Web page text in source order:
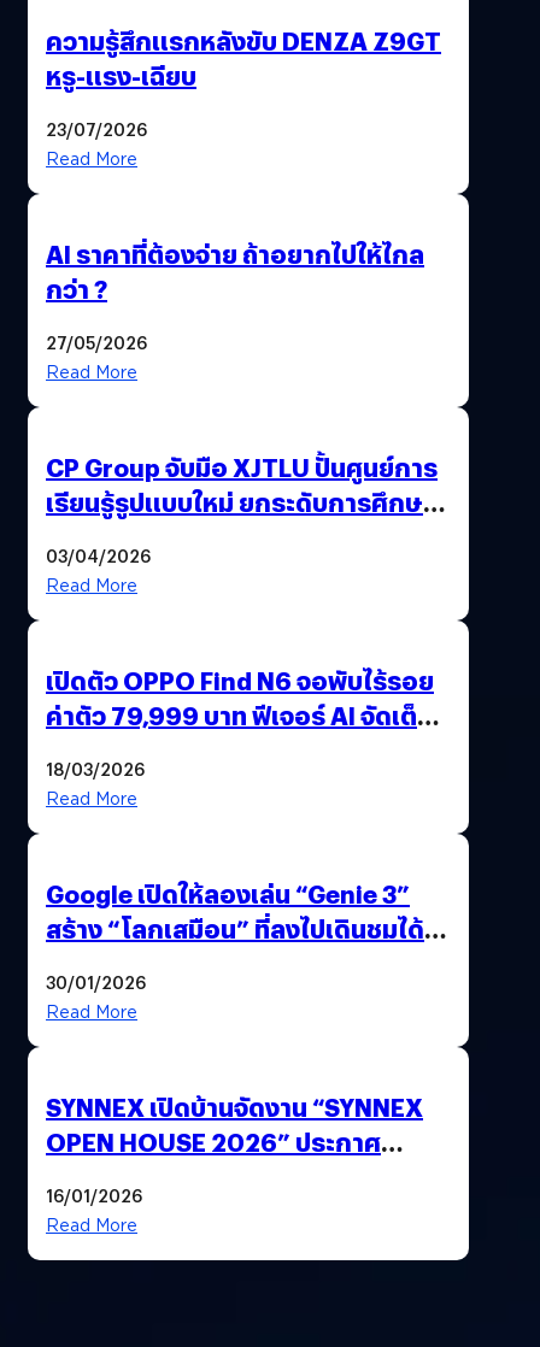
ความรู้สึกแรกหลังขับ DENZA Z9GT
หรู-แรง-เฉียบ
23/07/2026
Read More
AI ราคาที่ต้องจ่าย ถ้าอยากไปให้ไกล
กว่า ?
27/05/2026
Read More
CP Group จับมือ XJTLU ปั้นศูนย์การ
เรียนรู้รูปแบบใหม่ ยกระดับการศึกษา
03/04/2026
Read More
เปิดตัว OPPO Find N6 จอพับไร้รอย
ค่าตัว 79,999 บาท ฟีเจอร์ AI จัดเต็ม
18/03/2026
Read More
Google เปิดให้ลองเล่น “Genie 3”
สร้าง “โลกเสมือน” ที่ลงไปเดินชมได้
30/01/2026
Read More
SYNNEX เปิดบ้านจัดงาน “SYNNEX
OPEN HOUSE 2026” ประกาศ
ได้ 53,000 ล้านบาท
16/01/2026
Read More